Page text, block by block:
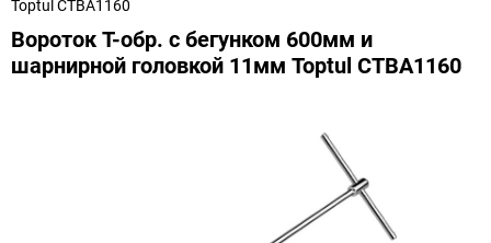
Toptul CTBA1160
Вороток T-обр. c бегунком 600мм и
шарнирной головкой 11мм Toptul CTBA1160